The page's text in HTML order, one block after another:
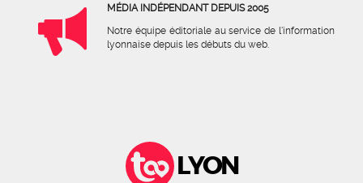
MÉDIA INDÉPENDANT DEPUIS 2005
Notre équipe éditoriale au service de l'information
lyonnaise depuis les débuts du web.
LYON